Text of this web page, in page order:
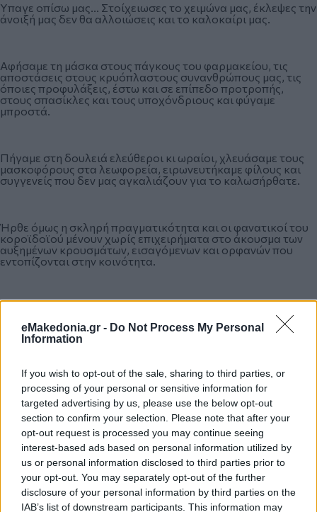
eMakedonia.gr - Do Not Process My Personal
Information
If you wish to opt-out of the sale, sharing to third parties, or
processing of your personal or sensitive information for
targeted advertising by us, please use the below opt-out
section to confirm your selection. Please note that after your
opt-out request is processed you may continue seeing
interest-based ads based on personal information utilized by
us or personal information disclosed to third parties prior to
your opt-out. You may separately opt-out of the further
disclosure of your personal information by third parties on the
IAB’s list of downstream participants. This information may
Ύπαγε οπίσω μας... Στοίχειωσες το χειμώνα μας, έκλεψες την
άνοιξή μας δεν θα αλλοιώσεις και το καλοκαίρι μας.
Αφήσαμε τη μάσκα στους πάγκους του φαρμακείου, τις
αποστάσεις στους κρυόπλαστους συνανθρώπους μας, τις
όποιες προφυλάξεις, έστω και σε επίπεδο προτροπής,
στους σπασίκλες και τους υποχόνδριους και φύγαμε
μπροστά.
Πήγαμε στη δουλειά ελεύθεροι κι ωραίοι, χλευάσαμε τους
μασκοφόρους στα λεωφορεία, ειρωνευτήκαμε φίλους και
συγγενείς που δεν μας αγκαλιάζουν για το καλωσήρθατε.
Ήρθε όμως η σκληρή πραγματικότητα και οι φανατικοί του
κοροϊδοϊού μένουν χωρίς επιχειρήματα στο άκουσμα των
αυξημένων κρουσμάτων, εισαγόμενων και ορφανών που
εντοπίζονται στην κοινότητα.
κρουσμάτων σε παιδική κατασκήνωση στο πρώτο πόδι και η
πρωτότυπη έρευνα του ΑΠΘ για τα αστικά λύματα της
Θεσσαλονίκης που δείχνει πολλούς ασυμπτωματικούς
Ευτυχώς στην Ελλάδα όπου ασφαλώς περιμέναμε αύξηση
των κρουσμάτων με το άνοιγμα των συνόρων δεν ζηλέψαμε
την ηγεσία της Σερβίας όπου ο ιός θερίζει αλλά ο λαϊκισμός
νικάει. Ακόμη και ένα lockdown του Σαββατοκύριακου στο
Βελιγράδι που αποφασίστηκε για να περιοριστεί ο η
διασπορά του ιού, αναιρέθηκε μπροστά στις αντιδράσεις
των πολιτών.